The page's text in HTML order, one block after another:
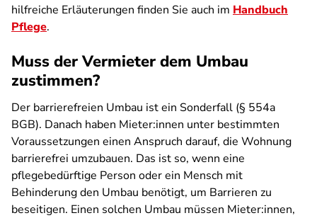
hilfreiche Erläuterungen finden Sie auch im Handbuch
Pflege.
Muss der Vermieter dem Umbau
zustimmen?
Der barrierefreien Umbau ist ein Sonderfall (§ 554a
BGB). Danach haben Mieter:innen unter bestimmten
Voraussetzungen einen Anspruch darauf, die Wohnung
barrierefrei umzubauen. Das ist so, wenn eine
pflegebedürftige Person oder ein Mensch mit
Behinderung den Umbau benötigt, um Barrieren zu
beseitigen. Einen solchen Umbau müssen Mieter:innen,